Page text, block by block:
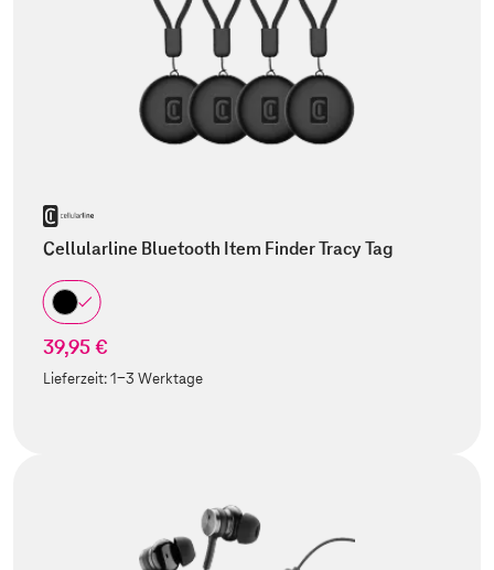
Cellularline Bluetooth Item Finder Tracy Tag
39,95 €
Lieferzeit:1-3 Werktage